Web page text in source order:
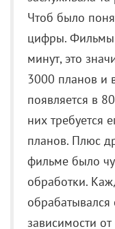
них требуется
планов. Плюс
фильме было
обработки.
зависимости
более сложной
дней, а иногда
обработку
смен. У нас
которых еще